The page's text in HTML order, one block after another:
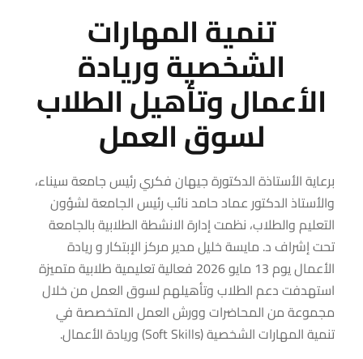
تنمية المهارات
الشخصية وريادة
الأعمال وتأهيل الطلاب
لسوق العمل
برعاية الأستاذة الدكتورة جيهان فكري رئيس جامعة سيناء،
والأستاذ الدكتور عماد حامد نائب رئيس الجامعة لشؤون
التعليم والطلاب، نظمت إدارة الانشطة الطلابية بالجامعة
تحت إشراف د. مايسة خليل مدير مركز الإبتكار و ريادة
الأعمال يوم 13 مايو 2026 فعالية تعليمية طلابية متميزة
استهدفت دعم الطلاب وتأهيلهم لسوق العمل من خلال
مجموعة من المحاضرات وورش العمل المتخصصة في
تنمية المهارات الشخصية (Soft Skills) وريادة الأعمال.